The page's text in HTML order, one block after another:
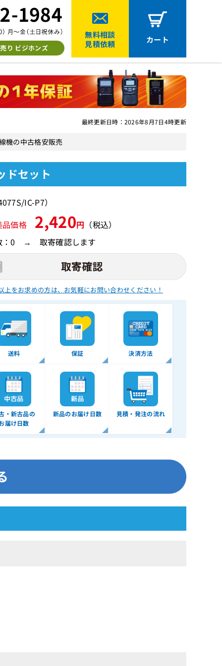
り ビジホンズ
無料相談
見積依頼
カート
最終更新日時：2026年8月7日4時更新
機の中古格安販売
ドセット
IC-P7）
品価格 2,420円 （税込）
：0 → 取寄確認します
上をお求めの方は、 お気軽にお問い合わせください！
送料 保証 決済方法
・新古品の
届け日数
新品のお届け日数 見積・発注の流れ